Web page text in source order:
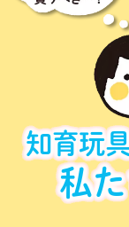
知育玩
私